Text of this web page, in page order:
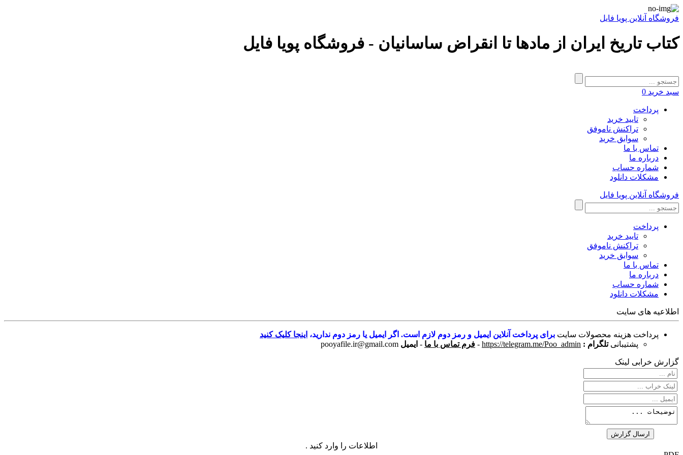
فروشگاه آنلاین پویا فایل
کتاب تاریخ ایران از مادها تا انقراض ساسانیان - فروشگاه پویا فایل
سبد خرید 0
پرداخت
تایید خرید
تراکنش ناموفق
سوابق خرید
تماس با ما
درباره ما
شماره حساب
مشکلات دانلود
فروشگاه آنلاین پویا فایل
پرداخت
تایید خرید
تراکنش ناموفق
سوابق خرید
تماس با ما
درباره ما
شماره حساب
مشکلات دانلود
اطلاعیه های سایت
پرداخت هزینه محصولات سایت برای پرداخت آنلاین ایمیل و رمز دوم لازم است. اگر ایمیل یا رمز دوم ندارید، اینجا کلیک کنید
پشتیبانی تلگرام : https://telegram.me/Poo_admin
- فرم تماس با ما - ایمیل pooyafile.ir@gmail.com
گزارش خرابی لینک
اطلاعات را وارد کنید .